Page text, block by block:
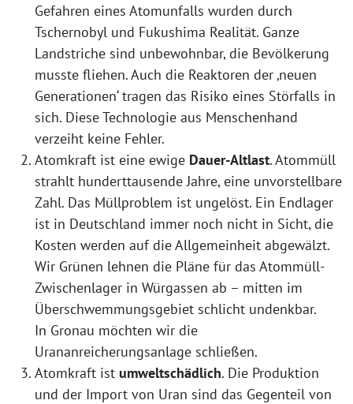
Gefahren eines Atomunfalls wurden durch
Tschernobyl und Fukushima Realität. Ganze
Landstriche sind unbewohnbar, die Bevölkerung
musste fliehen. Auch die Reaktoren der ‚neuen
Generationen‘ tragen das Risiko eines Störfalls in
sich. Diese Technologie aus Menschenhand
verzeiht keine Fehler.
Atomkraft ist eine ewige Dauer-Altlast. Atommüll
strahlt hunderttausende Jahre, eine unvorstellbare
Zahl. Das Müllproblem ist ungelöst. Ein Endlager
ist in Deutschland immer noch nicht in Sicht, die
Kosten werden auf die Allgemeinheit abgewälzt.
Wir Grünen lehnen die Pläne für das Atommüll-
Zwischenlager in Würgassen ab – mitten im
Überschwemmungsgebiet schlicht undenkbar.
In Gronau möchten wir die
Urananreicherungsanlage schließen.
Atomkraft ist umweltschädlich. Die Produktion
und der Import von Uran sind das Gegenteil von